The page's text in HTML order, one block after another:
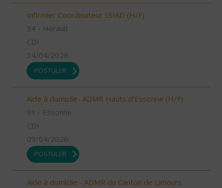
Infirmier Coordinateur SSIAD (H/F)
34 - Hérault
CDI
14/04/2026
POSTULER
Aide à domicile- ADMR Hauts d'Essonne (H/F)
91 - Essonne
CDI
09/04/2026
POSTULER
Aide à domicile - ADMR du Canton de Limours